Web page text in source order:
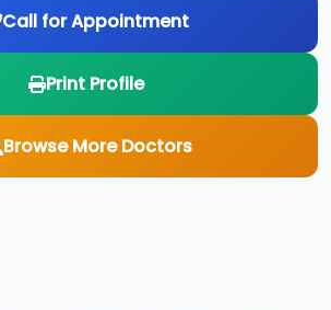
Call for Appointment
Print Profile
Browse More Doctors